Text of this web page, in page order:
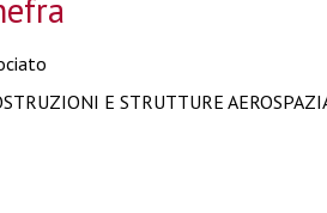
E STRUTTURE